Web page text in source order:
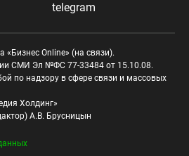
telegram
«Бизнес Online» (на связи).
СМИ Эл №ФС 77-33484 от 15.10.08.
по надзору в сфере связи и массовых
Холдинг»
А.В. Брусницын